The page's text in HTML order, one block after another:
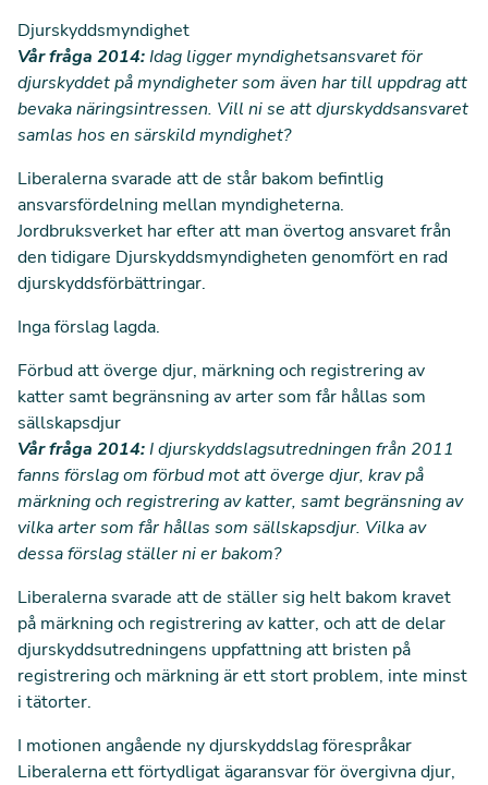
Djurskyddsmyndighet
Vår fråga 2014:Idag ligger myndighetsansvaret för
djurskyddet på myndigheter som även har till uppdrag att
bevaka näringsintressen. Vill ni se att djurskyddsansvaret
samlas hos en särskild myndighet?
Liberalerna svarade att de står bakom befintlig
ansvarsfördelning mellan myndigheterna.
Jordbruksverket har efter att man övertog ansvaret från
den tidigare Djurskyddsmyndigheten genomfört en rad
djurskyddsförbättringar.
Inga förslag lagda.
Förbud att överge djur, märkning och registrering av
katter samt begränsning av arter som får hållas som
sällskapsdjur
Vår fråga 2014:I djurskyddslagsutredningen från 2011
fanns förslag om förbud mot att överge djur, krav på
märkning och registrering av katter, samt begränsning av
vilka arter som får hållas som sällskapsdjur. Vilka av
dessa förslag ställer ni er bakom?
Liberalerna svarade att de ställer sig helt bakom kravet
på märkning och registrering av katter, och att de delar
djurskyddsutredningens uppfattning att bristen på
registrering och märkning är ett stort problem, inte minst
i tätorter.
I motionen angående ny djurskyddslag förespråkar
Liberalerna ett förtydligat ägaransvar för övergivna djur,